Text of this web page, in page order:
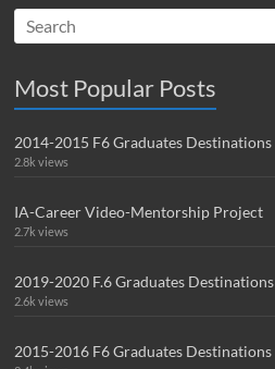
Most Popular Posts
2014-2015 F6 Graduates Destinations
2.8k views
IA-Career Video-Mentorship Project
2.7k views
2019-2020 F.6 Graduates Destinations
2.6k views
2015-2016 F6 Graduates Destinations